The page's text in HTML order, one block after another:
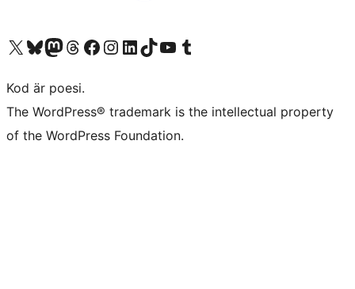
Besök vår X-konto (f.d. Twitter)
Besök vårt Bluesky-konto
Besök vårt Mastodon-konto
Besök vårt Thread-konto
Besök vår Facebook-sidaBesök vårt Instagram-konto
Besök vårt LinkedIn-konto
Besök vårt TikTok-konto
Besök vår YouTube-kanalBesök vårt Tumblr-konto
Kod är poesi.
The WordPress® trademark is the intellectual property
of the WordPress Foundation.